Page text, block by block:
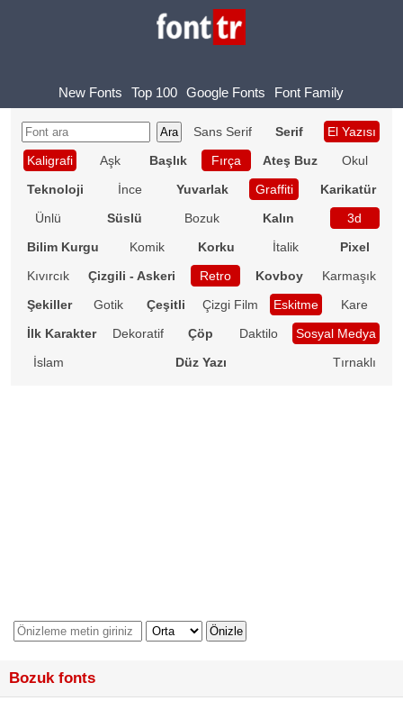
New Fonts Top 100 Google Fonts Font Family
Sans Serif Serif
El Yazısı
Kaligrafi
Aşk Başlık Fırça Ateş Buz
Okul
Teknoloji
İnce Yuvarlak Graffiti
Karikatür
Ünlü
Süslü Bozuk Kalın
3d
Bilim Kurgu
Komik Korku İtalik
Pixel
Kıvırcık
Çizgili - Askeri Retro Kovboy
Karmaşık
Şekiller
Gotik Çeşitli Çizgi Film Eskitme
Kare
İlk Karakter
Dekoratif Çöp Daktilo
Sosyal Medya
İslam
Düz Yazı Tırnaklı
Bozuk fonts